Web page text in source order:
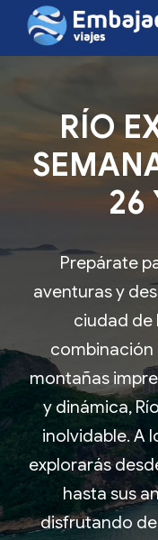
RÍO
26
Prepárate
aventuras y
ciudad de
combinación
montañas
y dinámica,
inolvidable. A
explorarás
hasta sus
disfrutando